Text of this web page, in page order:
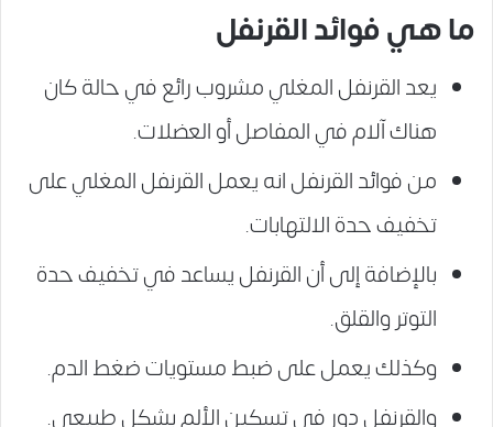
ما هي فوائد القرنفل
يعد القرنفل المغلي مشروب رائع في حالة كان
هناك آلام في المفاصل أو العضلات.
من فوائد القرنفل انه يعمل القرنفل المغلي على
تخفيف حدة الالتهابات.
بالإضافة إلى أن القرنفل يساعد في تخفيف حدة
التوتر والقلق.
وكذلك يعمل على ضبط مستويات ضغط الدم.
والقرنفل دور في تسكين الألم بشكل طبيعي.